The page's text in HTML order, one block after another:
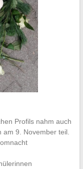
Profils nahm auch
9. November teil.